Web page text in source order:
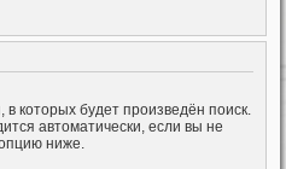
которых будет произведён поиск.
автоматически, если вы не
ниже.